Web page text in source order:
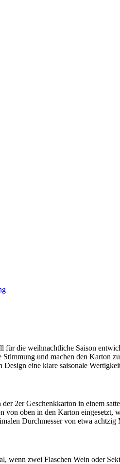
für die weihnachtliche Saison
und machen den Karton
eine klare saisonale
2er Geschenkkarton in einem
von oben in den Karton
Durchmesser von etwa
wenn zwei Flaschen Wein oder